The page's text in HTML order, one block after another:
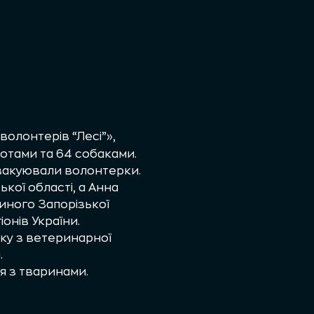
“Лесі”»,
та 64 собаками.
волонтерки.
області, а Анна
Запорізької
України.
з ветеринарної
з тваринами.